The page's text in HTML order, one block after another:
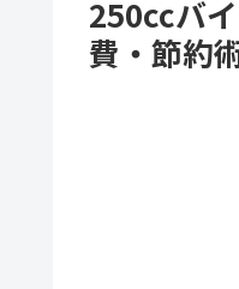
250ccバ
費・節約